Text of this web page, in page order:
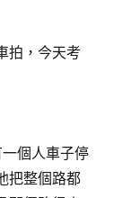
拍，今天考
個人車子停
把整個路都